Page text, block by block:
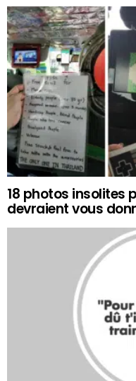
18 photos insolites
devraient vous